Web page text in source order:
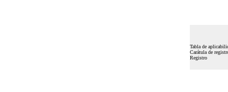
Tabla de
Carátula de
Registro